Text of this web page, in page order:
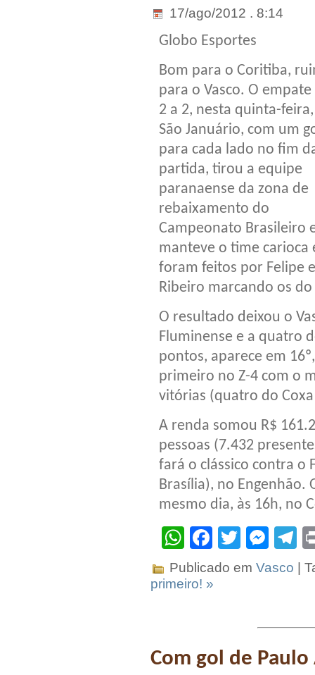
17/ago/2012 . 8:14
Globo Esportes
Bom para o Coritiba,
para o Vasco. O
2 a 2, nesta quinta-
São Januário, com um
para cada lado no fim
partida, tirou a equipe
paranaense da zona de
rebaixamento do
Campeonato Brasileiro
manteve o time carioca
foram feitos por Felipe
Ribeiro marcando os do
O resultado deixou o
Fluminense e a quatro
pontos, aparece em
primeiro no Z-4 com o
vitórias (quatro do
A renda somou R$
pessoas (7.432
fará o clássico contra o
Brasília), no Engenhão.
mesmo dia, às 16h, no
WhatsApp
Facebook
Twitter
Publicado em Vasco |
primeiro! »
Com gol de